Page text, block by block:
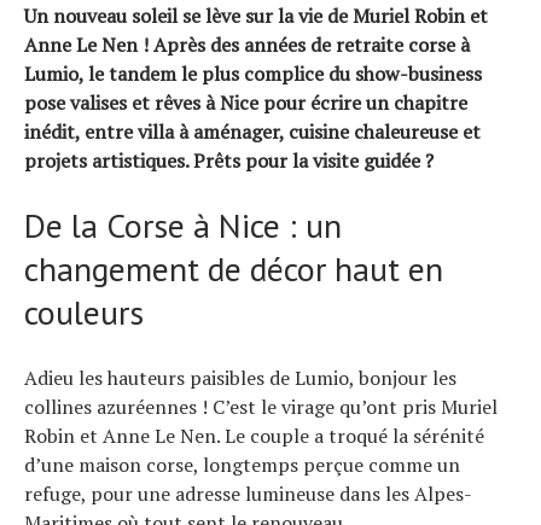
Un nouveau soleil se lève sur la vie de Muriel Robin et
Anne Le Nen ! Après des années de retraite corse à
Lumio, le tandem le plus complice du show-business
pose valises et rêves à Nice pour écrire un chapitre
inédit, entre villa à aménager, cuisine chaleureuse et
projets artistiques. Prêts pour la visite guidée ?
De la Corse à Nice : un
changement de décor haut en
couleurs
Adieu les hauteurs paisibles de Lumio, bonjour les
collines azuréennes ! C’est le virage qu’ont pris Muriel
Robin et Anne Le Nen. Le couple a troqué la sérénité
d’une maison corse, longtemps perçue comme un
refuge, pour une adresse lumineuse dans les Alpes-
Actualités
Tests de produits
Tendances
Tous nos articles